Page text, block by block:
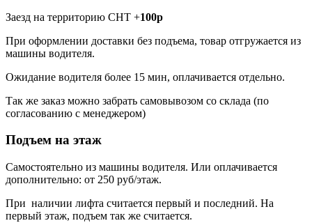
Заезд на территорию СНТ +100р
При оформлении доставки без подъема, товар отгружается из
машины водителя.
Ожидание водителя более 15 мин, оплачивается отдельно.
Так же заказ можно забрать самовывозом со склада (по
согласованию с менеджером)
Подъем на этаж
Самостоятельно из машины водителя. Или оплачивается
дополнительно: от 250 руб/этаж.
При наличии лифта считается первый и последний. На
первый этаж, подъем так же считается.